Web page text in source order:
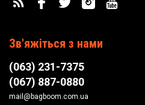
Зв'яжіться з нами
(063) 231-7375
(067) 887-0880
mail@bagboom.com.ua